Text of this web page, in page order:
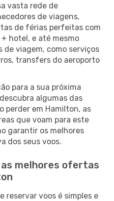
vasta rede de
de viagens,
de férias perfeitas com
hotel, e até mesmo
de viagem, como serviços
transfers do aeroporto
para a sua próxima
algumas das
perder em Hamilton, as
que voam para este
garantir os melhores
dos seus voos.
melhores ofertas
reservar voos é simples e